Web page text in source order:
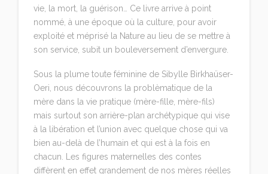
vie, la mort, la guérison… Ce livre arrive à point
nommé, à une époque où la culture, pour avoir
exploité et méprisé la Nature au lieu de se mettre à
son service, subit un bouleversement d’envergure.
Sous la plume toute féminine de Sibylle Birkhaüser-
Oeri, nous découvrons la problèmatique de la
mère dans la vie pratique (mère-fille, mère-fils)
mais surtout son arrière-plan archétypique qui vise
à la libération et l’union avec quelque chose qui va
bien au-delà de l’humain et qui est à la fois en
chacun. Les figures maternelles des contes
diffèrent en effet grandement de nos mères réelles